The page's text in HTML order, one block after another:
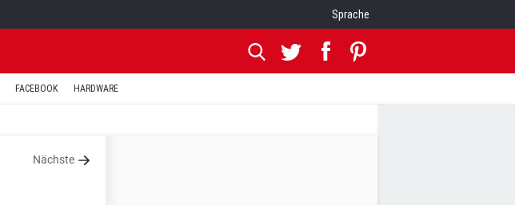
Sprache
FACEBOOK HARDWARE
Nächste